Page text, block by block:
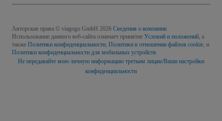
Авторские права © viagogo GmbH 2026 Сведения о компании
Использование данного веб-сайта означает принятие Условий и положений, а
также Политики конфиденциальности, Политики в отношении файлов cookie, и
Политики конфиденциальности для мобильных устройств
Не передавайте мою личную информацию третьим лицам/Ваши настройки
конфиденциальности